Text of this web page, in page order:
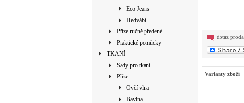
Eco Jeans
Hedvábí
Příze ručně předené
Praktické pomůcky
TKANÍ
Sady pro tkaní
Příze
Ovčí vlna
Bavlna
dotaz
Varianty zboží